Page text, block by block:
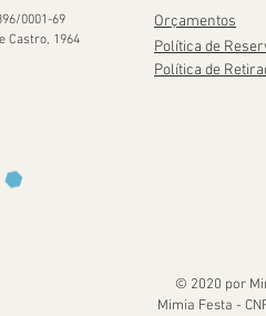
0001-69
Castro, 1964
Orçamentos
Política de
Política de
© 2020 por
Mimia Festa -